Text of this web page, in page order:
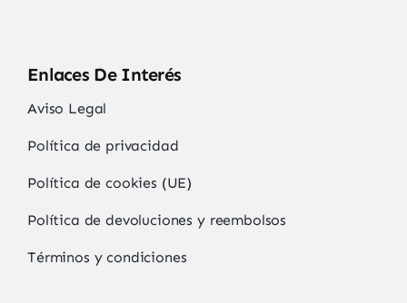
Enlaces De Interés
Aviso Legal
Política de privacidad
Política de cookies (UE)
Política de devoluciones y reembolsos
Términos y condiciones